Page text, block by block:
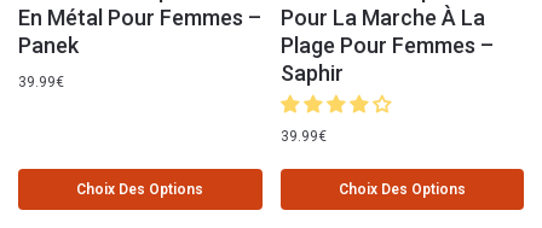
En Métal Pour Femmes –
Panek
39.99€
Choix Des Options
Pour La Marche À La
Plage Pour Femmes –
Saphir
39.99€
Choix Des Options